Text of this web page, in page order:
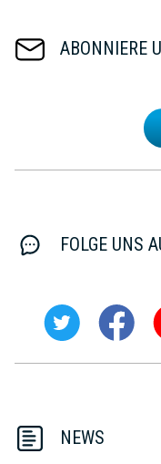
ABONNIERE
FOLGE UNS
NEWS